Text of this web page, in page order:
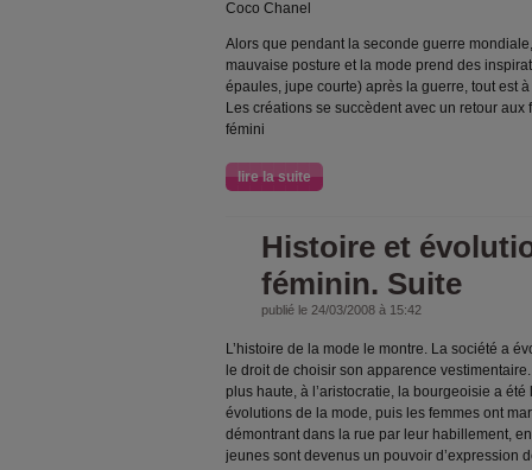
Coco Chanel
Alors que pendant la seconde guerre
mauvaise posture et la mode prend des
épaules, jupe courte) après la guerre, tout est
Les créations se succèdent avec un retour
fémini
lire la suite
Histoire et
féminin. Suite
publié le 24/03/2008 à 15:42
L’histoire de la mode le montre. La société a
le droit de choisir son apparence
plus haute, à l’aristocratie, la bourgeoisie a
évolutions de la mode, puis les femmes ont
démontrant dans la rue par leur habillement,
jeunes sont devenus un pouvoir d’expression